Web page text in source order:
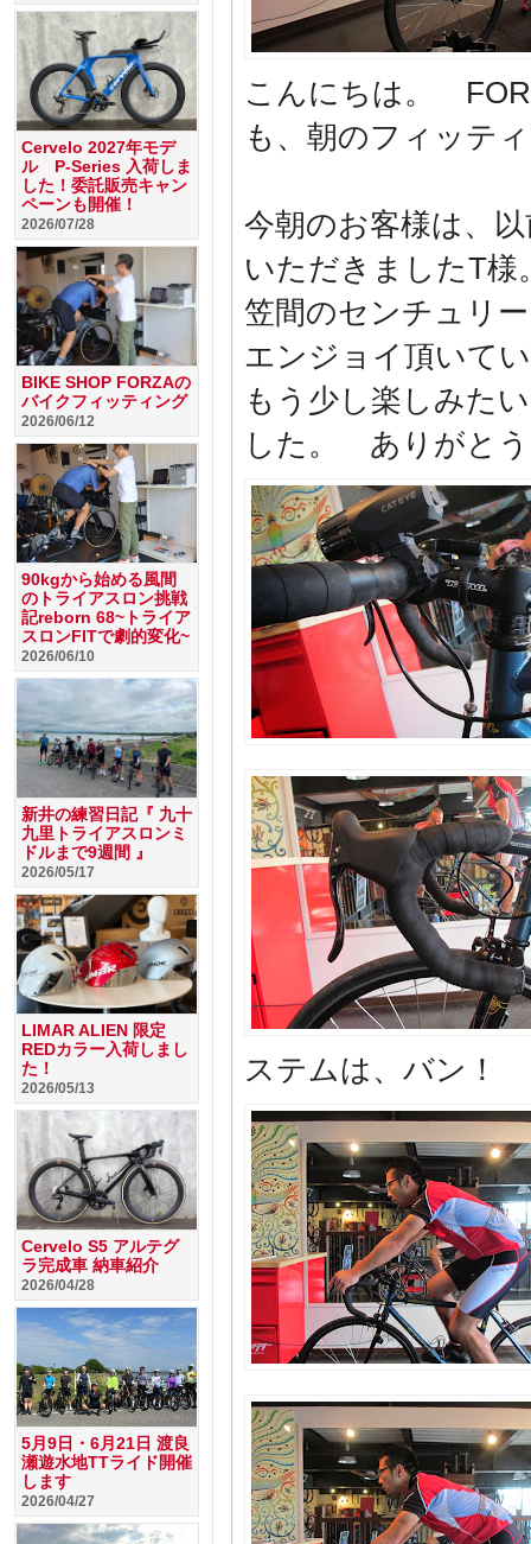
こんにちは。
も、朝のフィッテ
今朝のお客様は、
いただきましたT様
笠間のセンチュリ
エンジョイ頂いて
もう少し楽しみた
した。 ありがと
ステムは、バン！
Cervelo 2027年モデ
ル P-Series 入荷しま
した！委託販売キャン
ペーンも開催！
2026/07/28
BIKE SHOP FORZAの
バイクフィッティング
2026/06/12
90kgから始める風間
のトライアスロン挑戦
記reborn 68~トライア
スロンFITで劇的変化~
2026/06/10
新井の練習日記『 九十
九里トライアスロンミ
ドルまで9週間 』
2026/05/17
LIMAR ALIEN 限定
REDカラー入荷しまし
た！
2026/05/13
Cervelo S5 アルテグ
ラ完成車 納車紹介
2026/04/28
5月9日・6月21日 渡良
瀬遊水地TTライド開催
します
2026/04/27